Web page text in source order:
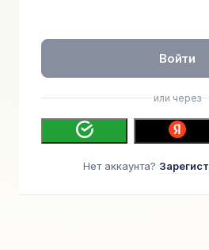
Войти
или через
Нет аккаунта?